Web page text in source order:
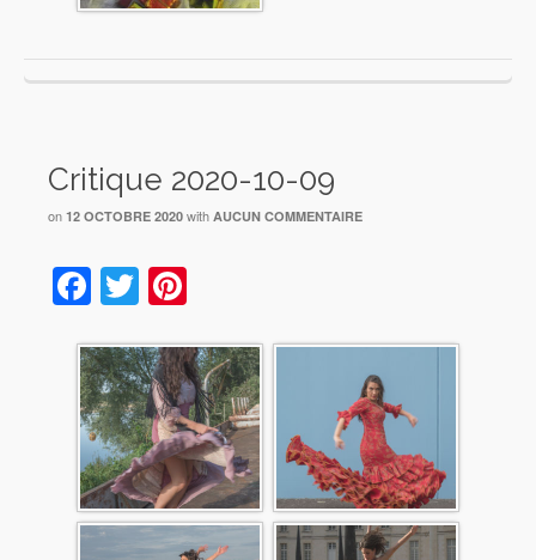
Critique 2020-10-09
on 12 OCTOBRE 2020 with AUCUN COMMENTAIRE
Facebook
Twitter